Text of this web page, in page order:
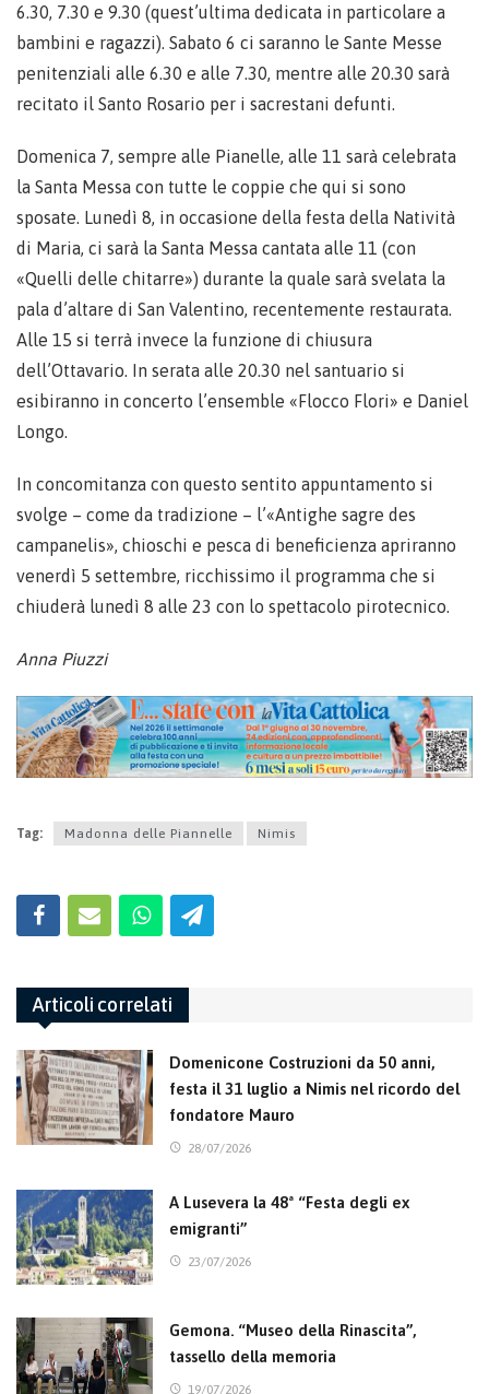
6.30, 7.30 e 9.30 (quest’ultima dedicata in particolare a
bambini e ragazzi). Sabato 6 ci saranno le Sante Messe
penitenziali alle 6.30 e alle 7.30, mentre alle 20.30 sarà
recitato il Santo Rosario per i sacrestani defunti.
Domenica 7, sempre alle Pianelle, alle 11 sarà celebrata
la Santa Messa con tutte le coppie che qui si sono
sposate. Lunedì 8, in occasione della festa della Natività
di Maria, ci sarà la Santa Messa cantata alle 11 (con
«Quelli delle chitarre») durante la quale sarà svelata la
pala d’altare di San Valentino, recentemente restaurata.
Alle 15 si terrà invece la funzione di chiusura
dell’Ottavario. In serata alle 20.30 nel santuario si
esibiranno in concerto l’ensemble «Flocco Flori» e Daniel
Longo.
In concomitanza con questo sentito appuntamento si
svolge – come da tradizione – l’«Antighe sagre des
campanelis», chioschi e pesca di beneficienza apriranno
venerdì 5 settembre, ricchissimo il programma che si
chiuderà lunedì 8 alle 23 con lo spettacolo pirotecnico.
Anna Piuzzi
Tag: Madonna delle Piannelle Nimis
Articoli correlati
Domenicone Costruzioni da 50 anni,
festa il 31 luglio a Nimis nel ricordo del
fondatore Mauro
28/07/2026
A Lusevera la 48ª “Festa degli ex
emigranti”
23/07/2026
Gemona. “Museo della Rinascita”,
tassello della memoria
19/07/2026